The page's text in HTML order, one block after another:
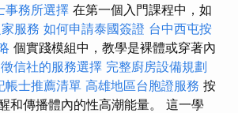
事務所選擇 在第一個入門課程中，如
服務 如何申請泰國簽證 台中西屯按
個實踐模組中，教學是裸體或穿著內
信社的服務選擇 完整廚房設備規劃
帳士推薦清單 高雄地區台胞證服務 按
和傳播體內的性高潮能量。 這一學